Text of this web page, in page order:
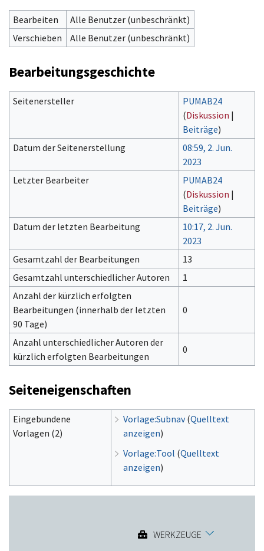
Bearbeiten
Alle Benutzer (unbeschränkt)
Verschieben
Alle Benutzer (unbeschränkt)
Bearbeitungsgeschichte
Seitenersteller
PUMAB24
(Diskussion |
Beiträge)
Datum der Seitenerstellung
08:59, 2. Jun.
2023
Letzter Bearbeiter
PUMAB24
(Diskussion |
Beiträge)
Datum der letzten Bearbeitung
10:17, 2. Jun.
2023
Gesamtzahl der Bearbeitungen
13
Gesamtzahl unterschiedlicher Autoren
1
Anzahl der kürzlich erfolgten
Bearbeitungen (innerhalb der letzten
90 Tage)
0
Anzahl unterschiedlicher Autoren der
kürzlich erfolgten Bearbeitungen
0
Seiteneigenschaften
Eingebundene
Vorlagen (2)
Vorlage:Subnav(Quelltext
anzeigen)
Vorlage:Tool (Quelltext
anzeigen)
WERKZEUGE